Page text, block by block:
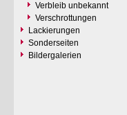
Verbleib unbekannt
Verschrottungen
Lackierungen
Sonderseiten
Bildergalerien